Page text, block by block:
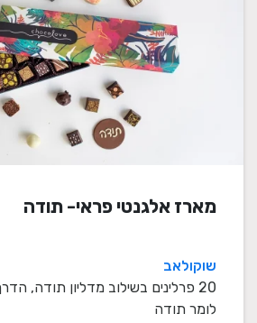
מארז אלגנטי פראי- תודה
שוקולאב
20 פרלינים בשילוב מדליון תודה,
לומר תודה